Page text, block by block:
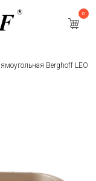
0
Berghoff LEO